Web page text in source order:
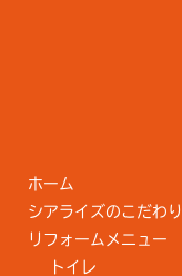
ホーム
シアライズのこだわり
リフォームメニュー
トイレ